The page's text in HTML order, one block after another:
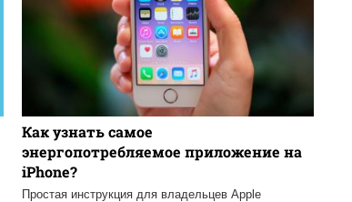
Как узнать самое
энергопотребляемое приложение на
iPhone?
Простая инструкция для владельцев Apple